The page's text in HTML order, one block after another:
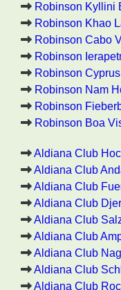
Robinson Kyllini
Robinson Khao
Robinson Cabo
Robinson
Robinson Cyprus
Robinson Nam
Robinson
Robinson Boa
Aldiana Club
Aldiana Club
Aldiana Club
Aldiana Club
Aldiana Club
Aldiana Club
Aldiana Club
Aldiana Club
Aldiana Club